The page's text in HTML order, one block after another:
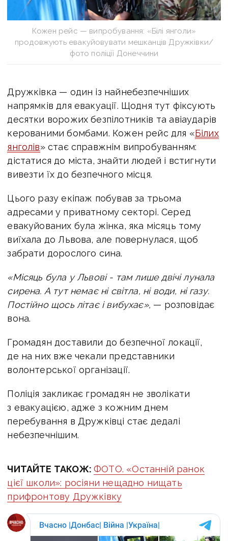
Кожен рейс — випробування: «Білі янголи»
продовжують евакуйовувати мешканців Дружківки/
фото поліції Донеччини
Дружківка — один із найнебезпечніших
напрямків для евакуації. Щодня тут фіксують
десятки ворожих безпілотників та авіаударів
керованими бомбами. Кожен рейс для «Білих
янголів» стає справжнім випробуванням:
дістатися до міста, знайти людей і встигнути
вивезти їх до безпечного місця.
Цього разу екіпаж побував за трьома
адресами у приватному секторі. Серед
евакуйованих була жінка, яка місяць тому
виїхала до Львова, але повернулася, щоб
забрати дорослого сина.
«Місяць була у Львові - там лише двічі лунала
сирена. А тут немає ні світла, ні води, ні газу.
Постійно щось літає і вибухає», — розповідає
вона.
Громадян доставили до безпечної локації,
де на них вже чекали представники
волонтерської організації.
Поліція закликає громадян не зволікати
з евакуацією, адже з кожним днем
перебування в Дружківці стає дедалі
небезпечнішим.
ЧИТАЙТЕ ТАКОЖ:ФОТО. «Останній ранок
цієї школи»: росіяни нещадно нищать
прифронтову Дружківку